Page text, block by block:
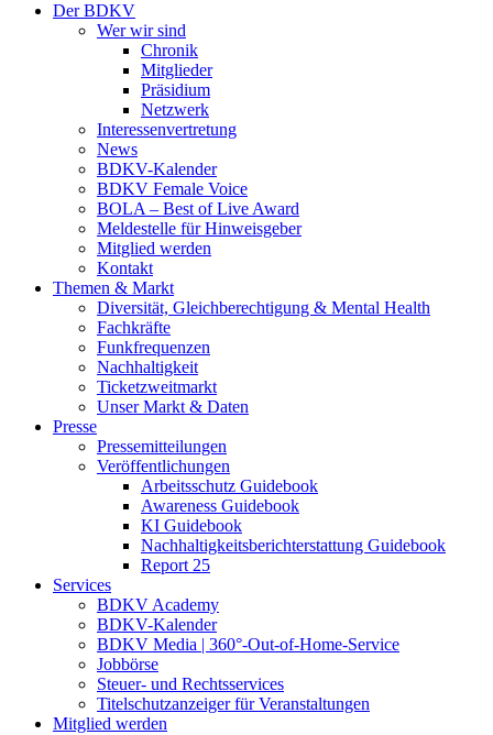
Der BDKV
Wer wir sind
Chronik
Mitglieder
Präsidium
Netzwerk
Interessenvertretung
News
BDKV-Kalender
BDKV Female Voice
BOLA – Best of Live Award
Meldestelle für Hinweisgeber
Mitglied werden
Kontakt
Themen & Markt
Diversität, Gleichberechtigung & Mental Health
Fachkräfte
Funkfrequenzen
Nachhaltigkeit
Ticketzweitmarkt
Unser Markt & Daten
Presse
Pressemitteilungen
Veröffentlichungen
Arbeitsschutz Guidebook
Awareness Guidebook
KI Guidebook
Nachhaltigkeitsberichterstattung Guidebook
Report 25
Services
BDKV Academy
BDKV-Kalender
BDKV Media | 360°-Out-of-Home-Service
Jobbörse
Steuer- und Rechtsservices
Titelschutzanzeiger für Veranstaltungen
Mitglied werden